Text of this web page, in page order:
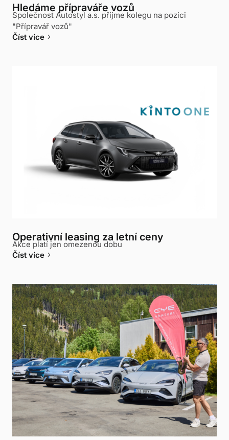
Hledáme přípraváře vozů
Společnost Autostyl a.s. přijme kolegu na pozici
"Přípravář vozů"
Číst více keyboard_arrow_right
Operativní leasing za letní ceny
Akce platí jen omezenou dobu
Číst více keyboard_arrow_right